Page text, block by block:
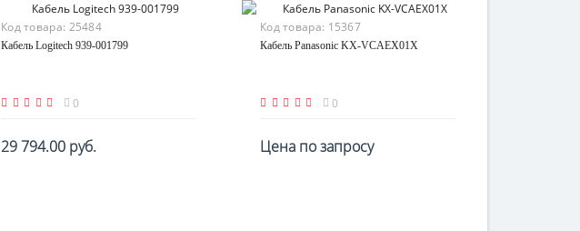
Код товара: 25484
Кабель Logitech 939-001799
0
29 794.00 руб.
Код товара: 15367
Кабель Panasonic KX-VCAEX01X
0
Цена по запросу